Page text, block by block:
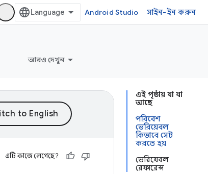
Android Studio সাইন-ইন করুন
আরও দেখুন
এই পৃষ্ঠায় যা যা
আছে
পরিবেশ
ভেরিয়েবল
কিভাবে সেট
করতে হয়
ভেরিয়েবল
রেফারেন্স
এটি কাজে লেগেছে?